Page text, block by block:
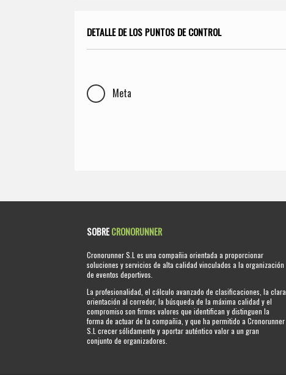
DETALLE DE LOS PUNTOS DE CONTROL
Meta
SOBRECRONORUNNER
Cronorunner S.L es una compañia orientada a proporcionar
soluciones y servicios de alta calidad vinculados a la organización
de eventos deportivos.
La profesionalidad, el cálculo avanzado de clasificaciones, la clara
orientación al corredor, la búsqueda de la máxima calidad y el
compromiso son firmes valores que identifican y distinguen la
forma de actuar de la compañia, y que ha permitido a Cronorunner
S.L crecer sólidamente y aportar auténtico valor a un gran
conjunto de organizadores.